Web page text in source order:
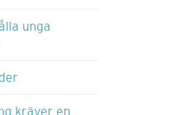
unga
kräver en